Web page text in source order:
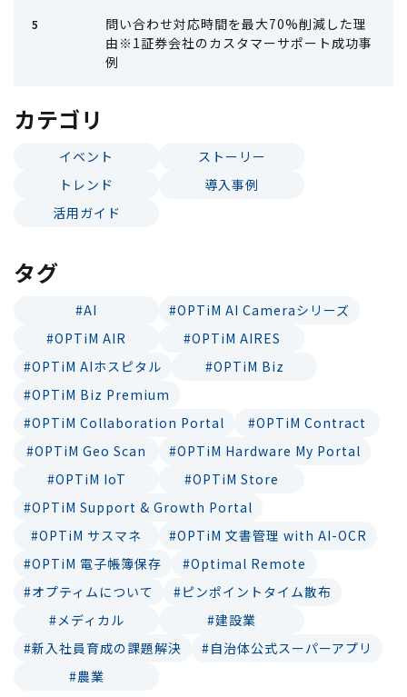
問い合わせ対応時間を最大70%削減した理
由※1証券会社のカスタマーサポート成功事
例
カテゴリ
イベント
ストーリー
トレンド
導入事例
活用ガイド
タグ
#AI
#OPTiM AI Cameraシリーズ
#OPTiM AIR
#OPTiM AIRES
#OPTiM AIホスピタル
#OPTiM Biz
#OPTiM Biz Premium
#OPTiM Collaboration Portal
#OPTiM Contract
#OPTiM Geo Scan
#OPTiM Hardware My Portal
#OPTiM IoT
#OPTiM Store
#OPTiM Support & Growth Portal
#OPTiM サスマネ
#OPTiM 文書管理 with AI-OCR
#OPTiM 電子帳簿保存
#Optimal Remote
#オプティムについて
#ピンポイントタイム散布
#メディカル
#建設業
#新入社員育成の課題解決
#自治体公式スーパーアプリ
#農業